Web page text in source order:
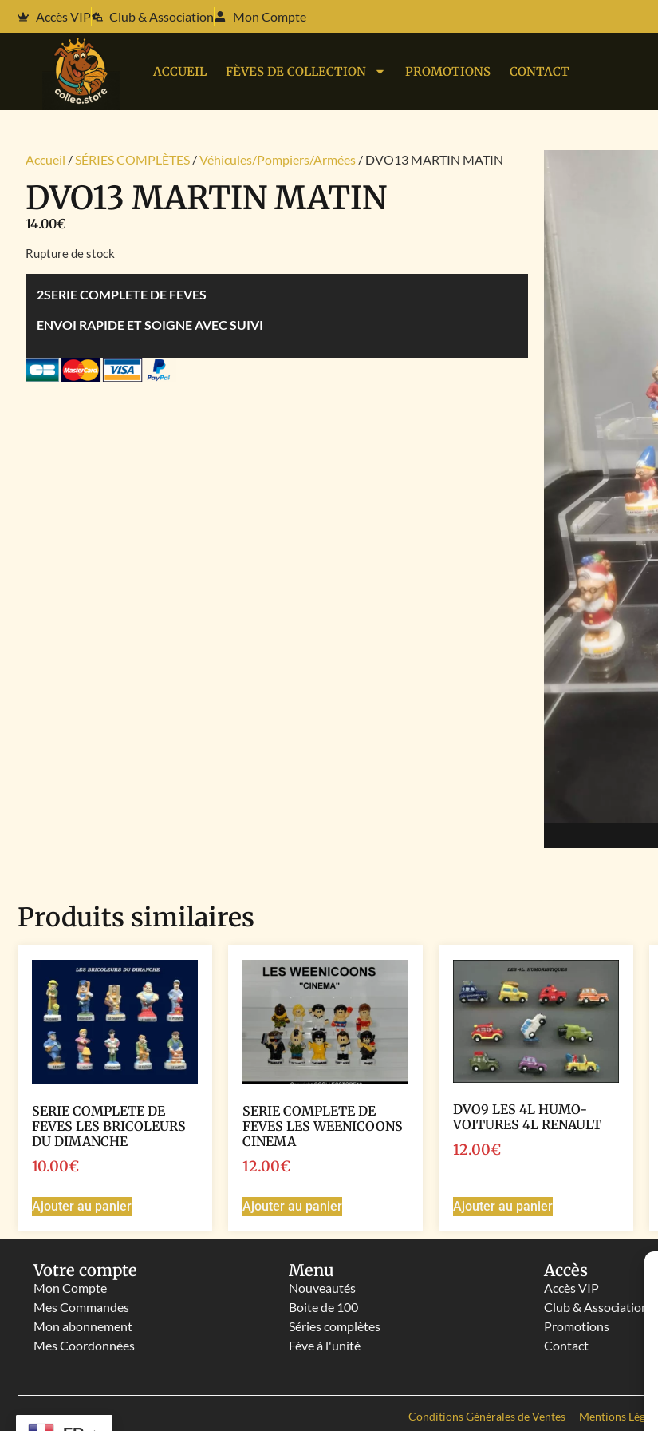
Accès VIP Club & Association Mon Compte
ACCUEIL FÈVES DE COLLECTION PROMOTIONS CONTACT
Accueil /SÉRIES COMPLÈTES /Véhicules/Pompiers/Armées / DVO13 MARTIN MATIN
DVO13 MARTIN MATIN
14.00€
Rupture de stock
2SERIE COMPLETE DE FEVES
ENVOI RAPIDE ET SOIGNE AVEC SUIVI
Produits similaires
SERIE COMPLETE DE
FEVES LES BRICOLEURS
DU DIMANCHE
10.00€
Ajouter au panier
SERIE COMPLETE DE
FEVES LES WEENICOONS
CINEMA
12.00€
Ajouter au panier
DVO9 LES 4L HUMO-
VOITURES 4L RENAULT
12.00€
Ajouter au panier
Votre compte
Mon Compte
Mes Commandes
Mon abonnement
Mes Coordonnées
Menu
Nouveautés
Boite de 100
Séries complètes
Fève à l'unité
Accès
Accès VIP
Club & Associations
Promotions
Contact
Conditions Générales de Ventes – Mentions Légales